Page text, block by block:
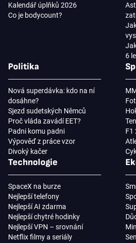
Kalendář úplňků 2026
Co je bodycount?
6
Politika
Nová superdávka: kdo na ní
dosáhne?
Sjezd sudetských Němců
Proč vláda zavádí EET?
Padni komu padni
Výpověď z práce vzor
Divoký kačer
F1
Technologie
SpaceX na burze
Nejlepší telefony
Nejlepší AI zdarma
Nejlepší chytré hodinky
Nejlepší VPN – srovnání
Netflix filmy a seriály